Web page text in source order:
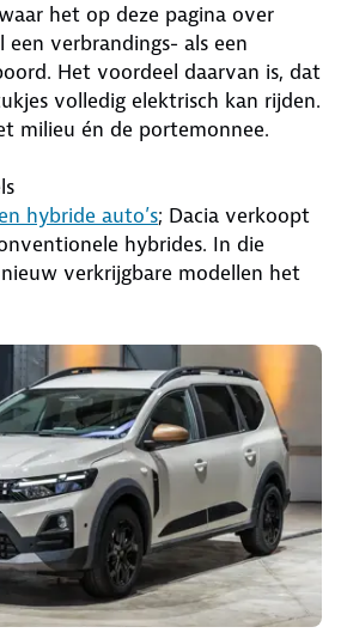
het op deze pagina over
verbrandings- als een
Het voordeel daarvan is, dat
volledig elektrisch kan rijden.
milieu én de portemonnee.
hybride auto’s; Dacia verkoopt
hybrides. In die
verkrijgbare modellen het